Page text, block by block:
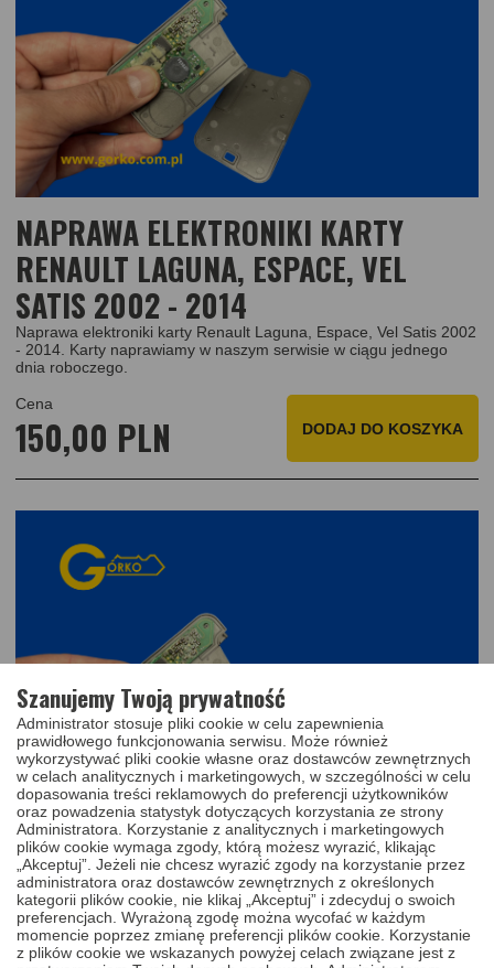
NAPRAWA ELEKTRONIKI KARTY
RENAULT LAGUNA, ESPACE, VEL
SATIS 2002 - 2014
Naprawa elektroniki karty Renault Laguna, Espace, Vel Satis 2002
- 2014. Karty naprawiamy w naszym serwisie w ciągu jednego
dnia roboczego.
Cena
150,00 PLN DODAJ DO KOSZYKA
OBUDOWA KARTY Z USŁUGĄ
WYMIANY DO RENAULT ESPACE,
LAGUNA, VEL SATIS 2002 - 2009
Nowa obudowa karty z usługą wymiany - Renault Espace,
Szanujemy Twoją prywatność
Administrator stosuje pliki cookie w celu zapewnienia
prawidłowego funkcjonowania serwisu. Może również
wykorzystywać pliki cookie własne oraz dostawców zewnętrznych
w celach analitycznych i marketingowych, w szczególności w celu
dopasowania treści reklamowych do preferencji użytkowników
oraz powadzenia statystyk dotyczących korzystania ze strony
Administratora. Korzystanie z analitycznych i marketingowych
plików cookie wymaga zgody, którą możesz wyrazić, klikając
„Akceptuj”. Jeżeli nie chcesz wyrazić zgody na korzystanie przez
administratora oraz dostawców zewnętrznych z określonych
kategorii plików cookie, nie klikaj „Akceptuj” i zdecyduj o swoich
preferencjach. Wyrażoną zgodę można wycofać w każdym
momencie poprzez zmianę preferencji plików cookie. Korzystanie
z plików cookie we wskazanych powyżej celach związane jest z